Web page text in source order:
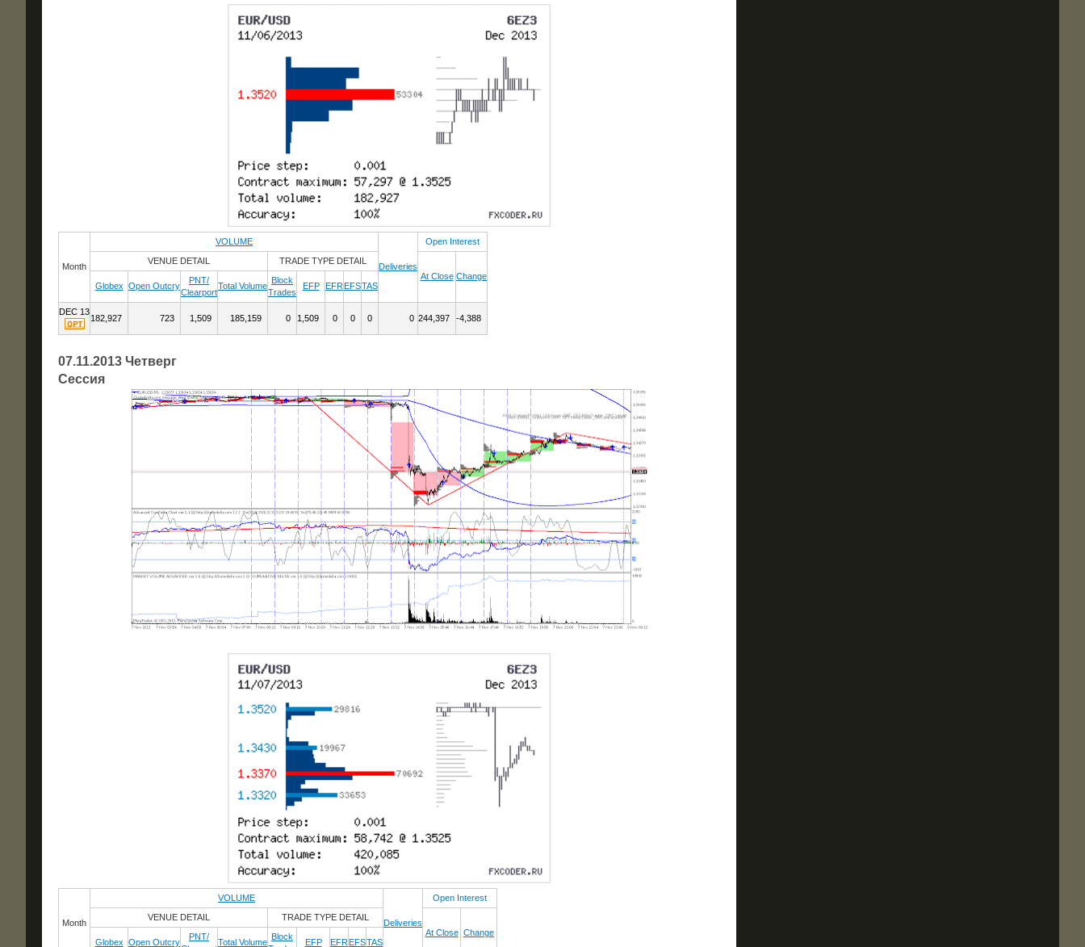
Month
VOLUME
Deliveries
Open Interest
VENUE DETAIL
TRADE TYPE DETAIL
At Close Change
Globex Open Outcry
PNT/
Clearport
Total Volume
Block
Trades
EFP EFR EFSTAS
DEC 13
182,927 723 1,509 185,159 0 1,509 0 0 0 0 244,397 -4,388
07.11.2013 Четверг
Сессия
Month
VOLUME
Deliveries
Open Interest
VENUE DETAIL
TRADE TYPE DETAIL
At Close Change
Globex Open Outcry
PNT/
Total Volume
Block
EFP EFR EFSTAS